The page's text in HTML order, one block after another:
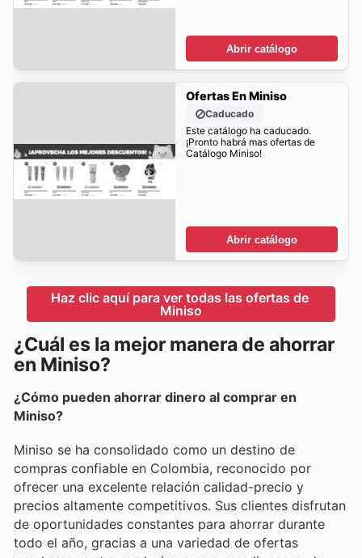
Abrir catálogo
Ofertas En Miniso
Caducado
Este catálogo ha caducado.
¡Pronto habrá mas ofertas de
Catálogo Miniso!
Abrir catálogo
Haz clic aquí para ver todas las ofertas de
Miniso
¿Cuál es la mejor manera de ahorrar
en Miniso?
¿Cómo pueden ahorrar dinero al comprar en
Miniso?
Miniso se ha consolidado como un destino de
compras confiable en Colombia, reconocido por
ofrecer una excelente relación calidad-precio y
precios altamente competitivos. Sus clientes disfrutan
de oportunidades constantes para ahorrar durante
todo el año, gracias a una variedad de ofertas